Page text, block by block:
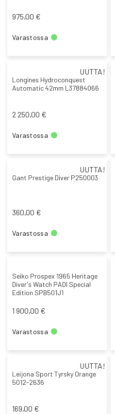
975,00 €
Varastossa
UUTTA!
Longines Hydroconquest
Automatic 42mm L37884066
2 250,00 €
Varastossa
UUTTA!
Gant Prestige Diver P250003
360,00 €
Varastossa
Seiko Prospex 1965 Heritage
Diver's Watch PADI Special
Edition SPB501J1
1 900,00 €
Varastossa
UUTTA!
Leijona Sport Tyrsky Orange
5012-2636
169,00 €